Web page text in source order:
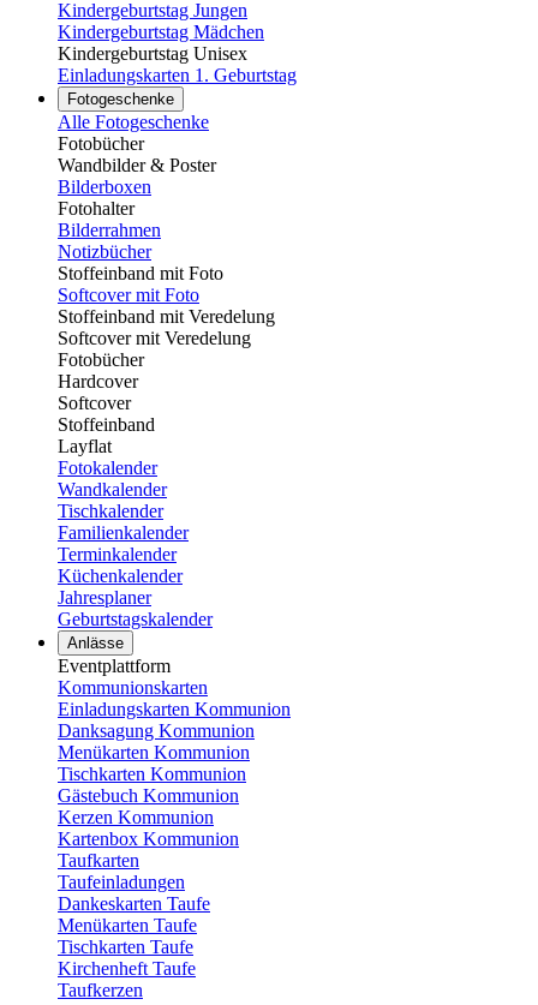
Kindergeburtstag Jungen
Kindergeburtstag Mädchen
Kindergeburtstag Unisex
Einladungskarten 1. Geburtstag
Fotogeschenke
Alle Fotogeschenke
Fotobücher
Wandbilder & Poster
Bilderboxen
Fotohalter
Bilderrahmen
Notizbücher
Stoffeinband mit Foto
Softcover mit Foto
Stoffeinband mit Veredelung
Softcover mit Veredelung
Fotobücher
Hardcover
Softcover
Stoffeinband
Layflat
Fotokalender
Wandkalender
Tischkalender
Familienkalender
Terminkalender
Küchenkalender
Jahresplaner
Geburtstagskalender
Anlässe
Eventplattform
Kommunionskarten
Einladungskarten Kommunion
Danksagung Kommunion
Menükarten Kommunion
Tischkarten Kommunion
Gästebuch Kommunion
Kerzen Kommunion
Kartenbox Kommunion
Taufkarten
Taufeinladungen
Dankeskarten Taufe
Menükarten Taufe
Tischkarten Taufe
Kirchenheft Taufe
Taufkerzen